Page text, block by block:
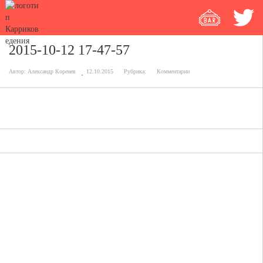
2015-10-12 17-47-57
Автор: Александр Коренев 12.10.2015 Рубрика: Комментарии